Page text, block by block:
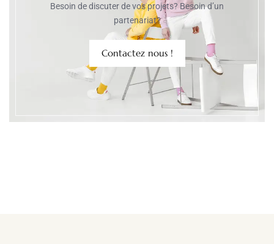
Besoin de discuter de vos projets? Besoin d’un
partenariat?
Contactez nous !